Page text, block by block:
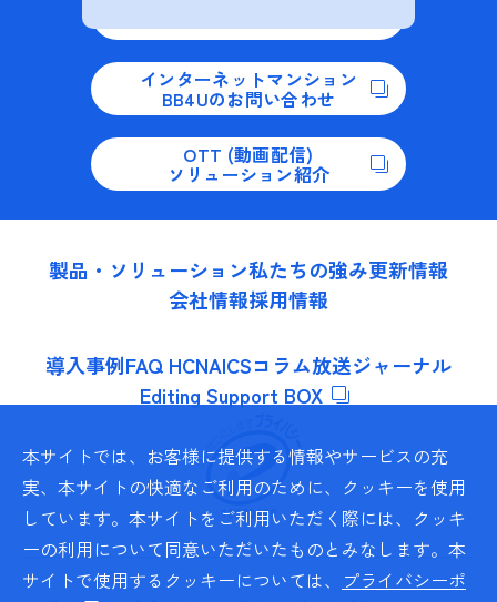
本サイトでは、お客様に提供する情報やサービスの充
実、本サイトの快適なご利用のために、クッキーを使用
しています。本サイトをご利用いただく際には、クッキ
ーの利用について同意いただいたものとみなします。本
サイトで使用するクッキーについては、 プライバシーポ
インターネットマンション
BB4Uのお問い合わせ
OTT (動画配信)
ソリューション紹介
製品・ソリューション私たちの強み更新情報
会社情報採用情報
導入事例FAQ HCNAICSコラム放送ジャーナル
Editing Support BOX